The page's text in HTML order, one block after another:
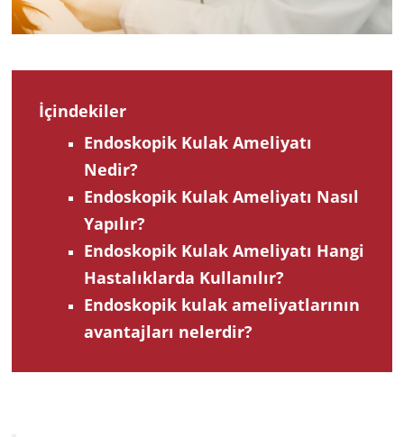
İçindekiler
Endoskopik Kulak Ameliyatı
Nedir?
Endoskopik Kulak Ameliyatı Nasıl
Yapılır?
Endoskopik Kulak Ameliyatı Hangi
Hastalıklarda Kullanılır?
Endoskopik kulak ameliyatlarının
avantajları nelerdir?